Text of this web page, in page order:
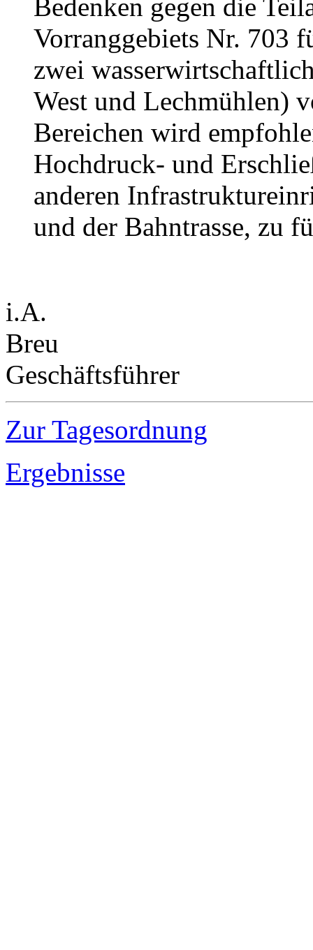
Bedenken gegen die
Vorranggebiets Nr. 703
zwei
West und Lechmühlen)
Bereichen wird
Hochdruck- und
anderen
und der Bahntrasse, zu
i.A.
Breu
Geschäftsführer
Zur Tagesordnung
Ergebnisse